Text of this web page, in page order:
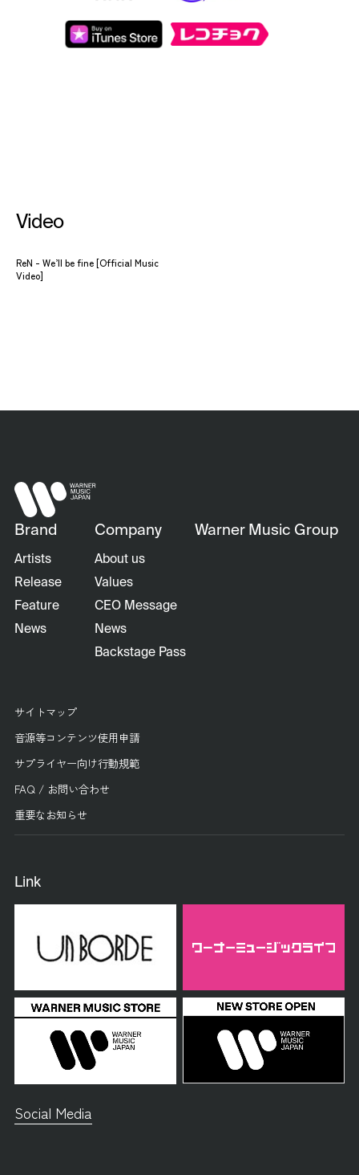
Video
ReN - We’ll be fine [Official Music
Video]
Brand
Artists
Release
Feature
News
Company
About us
Values
CEO Message
News
Backstage Pass
Warner Music Group
サイトマップ
音源等コンテンツ使用申請
サプライヤー向け行動規範
FAQ / お問い合わせ
重要なお知らせ
Link
Social Media